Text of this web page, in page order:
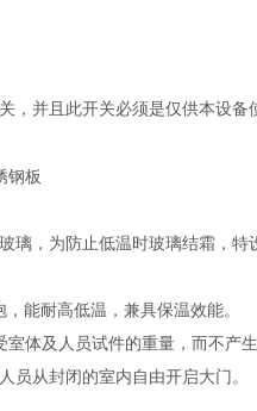
，并且此开关必须是仅供本设备
钢板
璃，为防止低温时玻璃结霜，
能耐高低温，兼具保温效能。
体及人员试件的重量，而不产
员从封闭的室内自由开启大门。